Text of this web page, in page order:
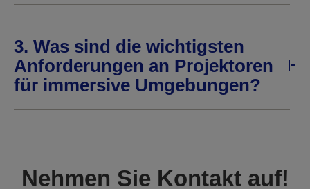
3. Was sind die wichtigsten
Anforderungen an Projektoren
für immersive Umgebungen?
Nehmen Sie Kontakt auf!